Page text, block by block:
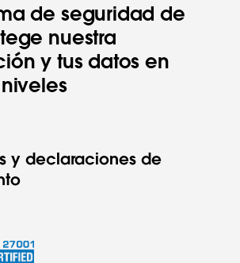
de seguridad de
nuestra
y tus datos en
y declaraciones de